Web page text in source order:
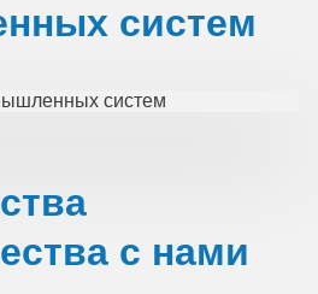
систем
с нами